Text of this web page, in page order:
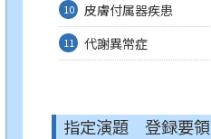
10 皮膚付属器疾患
11 代謝異常症
指定演題 登録要領